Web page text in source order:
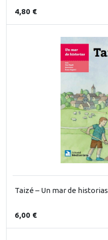
4,80 €
Taizé – Un mar de historias
6,00 €